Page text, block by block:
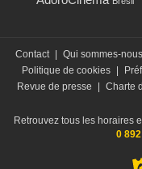
Contact | Qui sommes-nous
Politique de cookies |
Revue de presse
| Charte
Retrouvez tous les horaires
0